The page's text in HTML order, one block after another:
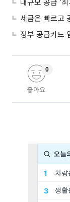
세금은 빠르고
좋아요
0